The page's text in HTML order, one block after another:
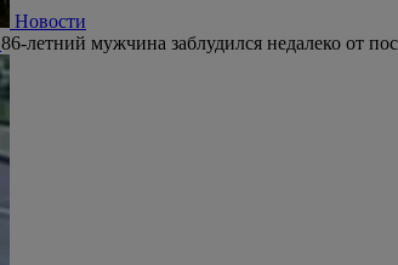
Новости
86-летний мужчина заблудился недалеко от